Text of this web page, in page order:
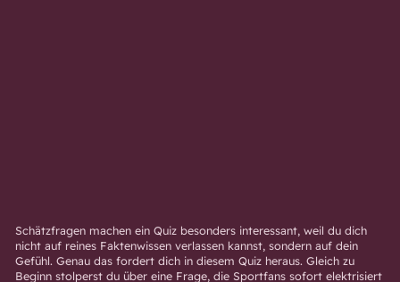
Schätzfragen machen ein Quiz besonders interessant, weil du dich
nicht auf reines Faktenwissen verlassen kannst, sondern auf dein
Gefühl. Genau das fordert dich in diesem Quiz heraus. Gleich zu
Beginn stolperst du über eine Frage, die Sportfans sofort elektrisiert